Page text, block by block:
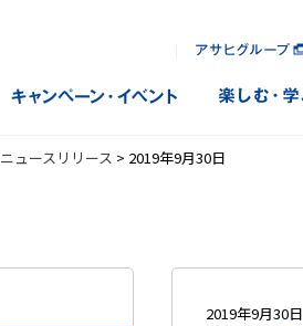
ニュースリリース > 2019年9月30日
2019年9月30日